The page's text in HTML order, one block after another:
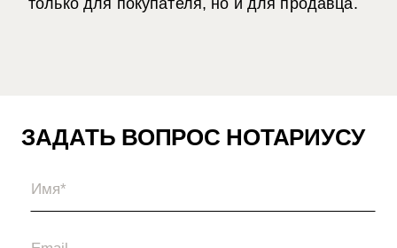
только для покупателя, но и для продавца.
ЗАДАТЬ ВОПРОС НОТАРИУСУ